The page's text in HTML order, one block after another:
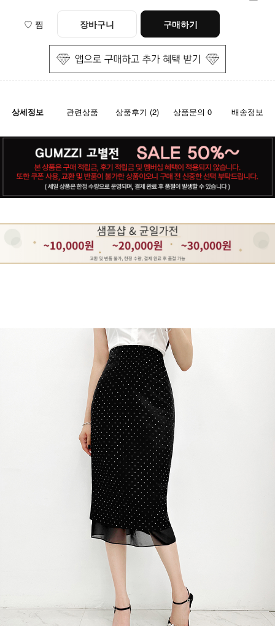
♡ 찜 장바구니 구매하기
상세정보 관련상품 상품후기 (2) 상품문의 0 배송정보